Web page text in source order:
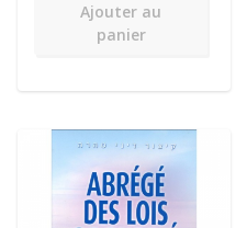
Ajouter au
panier